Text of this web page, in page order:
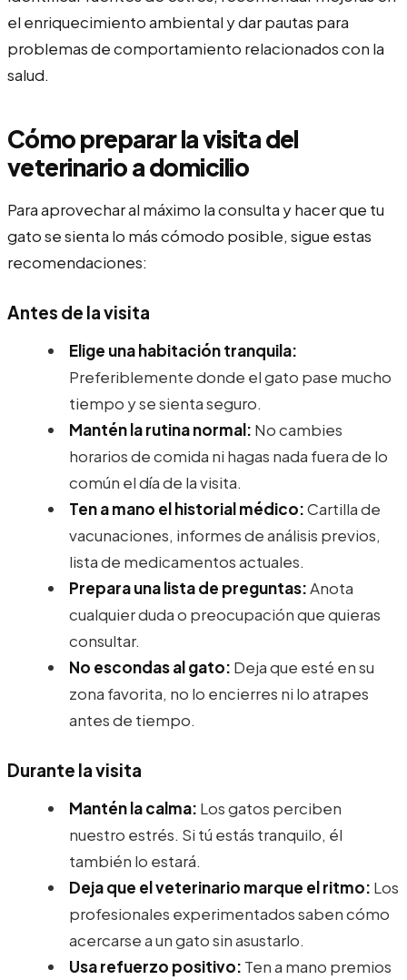
el enriquecimiento ambiental y dar pautas para
problemas de comportamiento relacionados con la
salud.
Cómo preparar la visita del
veterinario a domicilio
Para aprovechar al máximo la consulta y hacer que tu
gato se sienta lo más cómodo posible, sigue estas
recomendaciones:
Antes de la visita
Elige una habitación tranquila:
Preferiblemente donde el gato pase mucho
tiempo y se sienta seguro.
Mantén la rutina normal: No cambies
horarios de comida ni hagas nada fuera de lo
común el día de la visita.
Ten a mano el historial médico:Cartilla de
vacunaciones, informes de análisis previos,
lista de medicamentos actuales.
Prepara una lista de preguntas:Anota
cualquier duda o preocupación que quieras
consultar.
No escondas al gato: Deja que esté en su
zona favorita, no lo encierres ni lo atrapes
antes de tiempo.
Durante la visita
Mantén la calma: Los gatos perciben
nuestro estrés. Si tú estás tranquilo, él
también lo estará.
Deja que el veterinario marque el ritmo: Los
profesionales experimentados saben cómo
acercarse a un gato sin asustarlo.
Usa refuerzo positivo: Ten a mano premios